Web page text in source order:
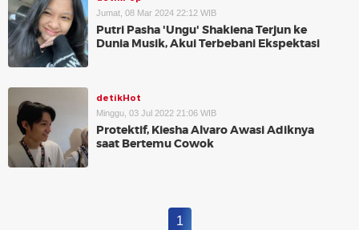
Jumat, 08 Mar 2024 22:12 WIB
Putri Pasha 'Ungu' Shakiena Terjun ke
Dunia Musik, Akui Terbebani Ekspektasi
detikHot
Minggu, 03 Jul 2022 21:06 WIB
Protektif, Kiesha Alvaro Awasi Adiknya
saat Bertemu Cowok
1